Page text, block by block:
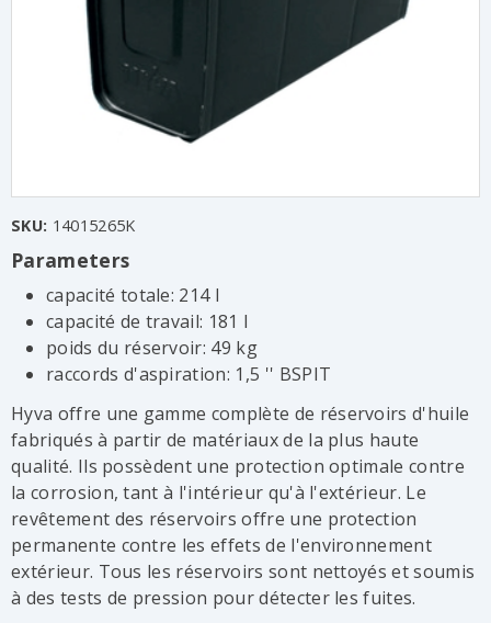
SKU: 14015265K
Parameters
capacité totale: 214 l
capacité de travail: 181 l
poids du réservoir: 49 kg
raccords d'aspiration: 1,5 '' BSPIT
Hyva offre une gamme complète de réservoirs d'huile
fabriqués à partir de matériaux de la plus haute
qualité. Ils possèdent une protection optimale contre
la corrosion, tant à l'intérieur qu'à l'extérieur. Le
revêtement des réservoirs offre une protection
permanente contre les effets de l'environnement
extérieur. Tous les réservoirs sont nettoyés et soumis
à des tests de pression pour détecter les fuites.